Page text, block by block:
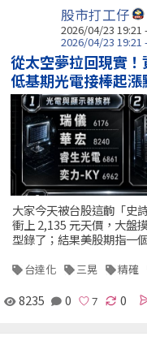
股市打工仔
2026/04/23 19:21
2026/04/23 19:21
從太空夢拉回現實
低基期光電接棒起漲
大家今天被台股這齣「史
衝上 2,135 元天價，大盤
型錄了；結果美股期指一
台達化 三晃 精確
8235 0 0